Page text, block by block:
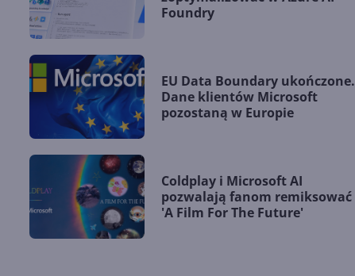
Foundry
EU Data Boundary ukończone.
Dane klientów Microsoft
pozostaną w Europie
Coldplay i Microsoft AI
pozwalają fanom remiksować
'A Film For The Future'